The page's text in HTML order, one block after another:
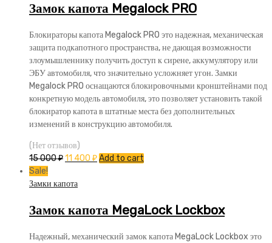
Замок капота Megalock PRO
Блокираторы капота Megalock PRO это надежная, механическая
защита подкапотного пространства, не дающая возможности
злоумышленнику получить доступ к сирене, аккумулятору или
ЭБУ автомобиля, что значительно усложняет угон. Замки
Megalock PRO оснащаются блокировочными кронштейнами под
конкретную модель автомобиля, это позволяет установить такой
блокиратор капота в штатные места без дополнительных
изменений в конструкцию автомобиля.
(Нет отзывов)
15 000₽11 400 ₽Add to cart
Sale!
Замки капота
Замок капота MegaLock Lockbox
Надежный, механический замок капота MegaLock Lockbox это